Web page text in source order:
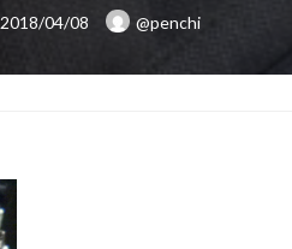
最
終
2018/04/08 @penchi